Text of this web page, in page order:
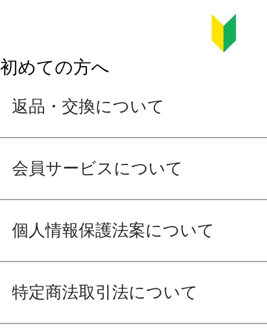
初めての方へ
返品・交換について
会員サービスについて
個人情報保護法案について
特定商法取引法について